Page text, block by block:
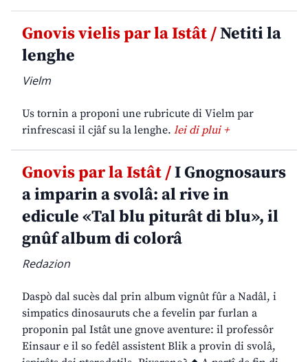
Gnovis vielis par la Istât /Netiti la
lenghe
Vielm
Us tornin a proponi une rubricute di Vielm par
rinfrescasi il cjâf su la lenghe. lei di plui +
Gnovis par la Istât /I Gnognosaurs
a imparin a svolâ: al rive in
edicule «Tal blu piturât di blu», il
gnûf album di colorâ
Redazion
Daspò dal sucès dal prin album vignût fûr a Nadâl, i
simpatics dinosauruts che a fevelin par furlan a
proponin pal Istât une gnove aventure: il professôr
Einsaur e il so fedêl assistent Blik a provin di svolâ,